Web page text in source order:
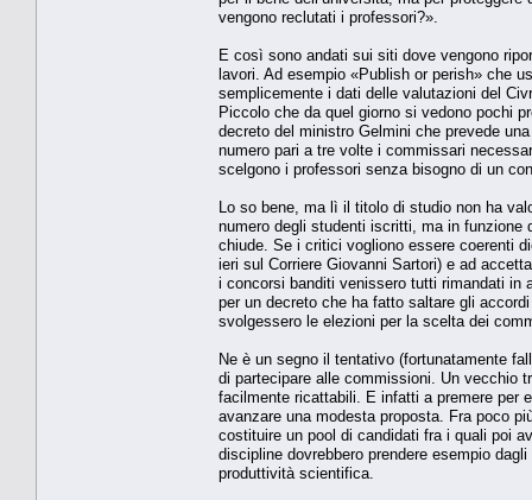
vengono reclutati i professori?».
E così sono andati sui siti dove vengono
lavori. Ad esempio «Publish or perish» che
semplicemente i dati delle valutazioni del
Piccolo che da quel giorno si vedono pochi
decreto del ministro Gelmini che prevede
numero pari a tre volte i commissari
scelgono i professori senza bisogno di un
Lo so bene, ma lì il titolo di studio non ha
numero degli studenti iscritti, ma in funzione
chiude. Se i critici vogliono essere coerenti
ieri sul Corriere Giovanni Sartori) e ad
i concorsi banditi venissero tutti rimandati in
per un decreto che ha fatto saltare gli
svolgessero le elezioni per la scelta dei
Ne è un segno il tentativo (fortunatamente
di partecipare alle commissioni. Un vecchio
facilmente ricattabili. E infatti a premere per
avanzare una modesta proposta. Fra poco
costituire un pool di candidati fra i quali poi
discipline dovrebbero prendere esempio
produttività scientifica.